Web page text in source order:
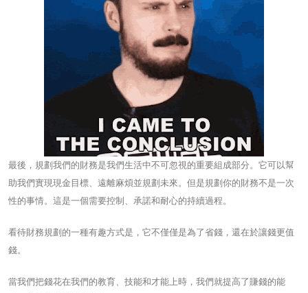
最後，規劃我們的財務是我們生活中不可忽視的重要組成部分。它可以幫
助我們實現現金目標、遠離麻煩並規劃未來。但是規劃你的財務不是一次
性的事情。這是一個需要控制、承諾和耐心的持續過程。
看待財務規劃的一種有趣方式是，它不僅僅是為了省錢，還在於讓錢更值
錢。
當我們把錢花在我們的教育、技能和才能上時，我們就提高了賺錢的能